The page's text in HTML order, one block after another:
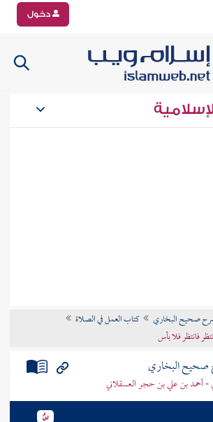
دخول
صحيح البخاري
كتاب العمل في الصلاة
فانتظر فلا بأس
صحيح البخاري
- أحمد بن علي بن حجر العسقلاني